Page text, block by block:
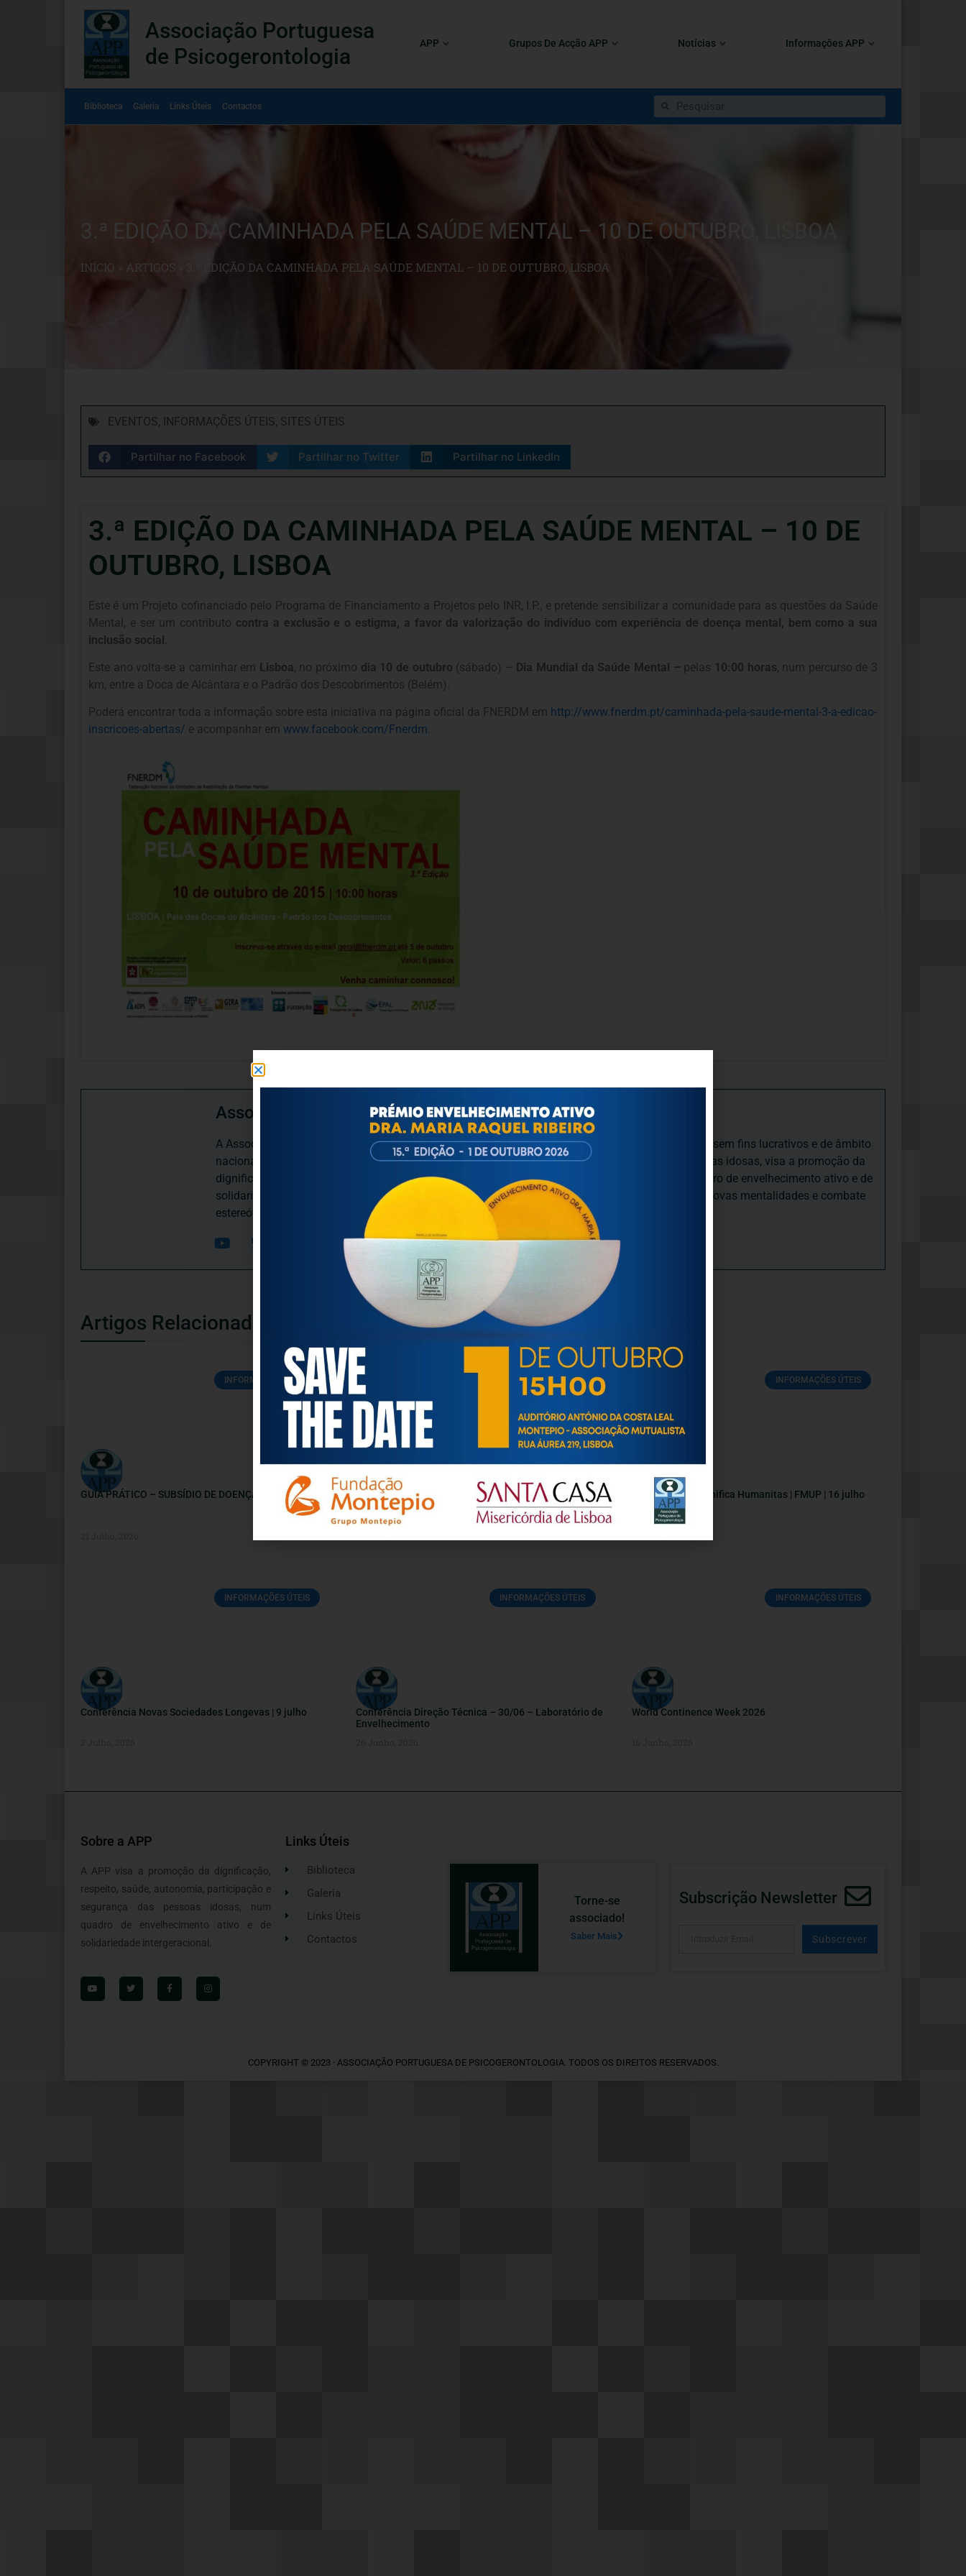
Associação Portuguesa
de Psicogerontologia
APP Grupos De Acção APP Notícias Informações APP
Biblioteca Galeria Links Úteis Contactos
3.ª EDIÇÃO DA CAMINHADA PELA SAÚDE MENTAL – 10 DE OUTUBRO, LISBOA
INÍCIO » ARTIGOS 3.ª EDIÇÃO DA CAMINHADA PELA SAÚDE MENTAL – 10 DE OUTUBRO, LISBOA
EVENTOS, INFORMAÇÕES ÚTEIS, SITES ÚTEIS
Partilhar no Facebook Partilhar no Twitter Partilhar no LinkedIn
3.ª EDIÇÃO DA CAMINHADA PELA SAÚDE MENTAL – 10 DE
OUTUBRO, LISBOA
Este é um Projeto cofinanciado pelo Programa de Financiamento a Projetos pelo INR, I.P., e pretende sensibilizar a comunidade para as questões da Saúde
Mental, e ser um contributo contra a exclusão e o estigma, a favor da valorização do indivíduo com experiência de doença mental, bem como a sua
inclusão social
Este ano volta-se a caminhar em Lisboa, no próximo dia 10 de outubro (sábado) – Dia Mundial da Saúde Mental – pelas 10:00 horas, num percurso de 3
km, entre a Doca de Alcântara e o Padrão dos Descobrimentos (Belém).
Poderá encontrar toda a informação sobre esta iniciativa na página oficial da FNERDM em http://www.fnerdm.pt/caminhada-pela-saude-mental-3-a-edicao-
inscricoes-abertas/ e acompanhar em www.facebook.com/Fnerdm
Associação Portuguesa de Psicogerontologia
A Associação Portuguesa de Psicogerontologia-APP, Instituição Particular de Solidariedade Social sem fins lucrativos e de âmbito
nacional, dedica-se às questões biopsicológicas e sociais inerentes ao envelhecimento e às pessoas idosas, visa a promoção da
dignificação, respeito, saúde, autonomia, participação e segurança das pessoas idosas, num quadro de envelhecimento ativo e de
solidariedade intergeracional, e de uma sociedade mais inclusiva para todas as idades, promove novas mentalidades e combate
estereótipos negativos relativamente à idade e ao envelhecimento.
Artigos Relacionados
INFORMAÇÕES ÚTEIS
GUIA PRÁTICO – SUBSÍDIO DE DOENÇA
INFORMAÇÕES ÚTEIS
Convite | Webinar online “Universidades Sénior: Medir
Impactos, Sonhar Futuros” 17 de julho (sexta-feira);
14:30
INFORMAÇÕES ÚTEIS
Conferência Magnifica Humanitas | FMUP | 16 julho
INFORMAÇÕES ÚTEIS
Conferência Novas Sociedades Longevas | 9 julho
INFORMAÇÕES ÚTEIS
Conferência Direção Técnica – 30/06 – Laboratório de
Envelhecimento
INFORMAÇÕES ÚTEIS
World Continence Week 2026
Sobre a APP
A APP visa a promoção da dignificação,
respeito, saúde, autonomia, participação e
segurança das pessoas idosas, num
quadro de envelhecimento ativo e de
solidariedade intergeracional.
Links Úteis
Biblioteca
Galeria
Links Úteis
Contactos
Torne-se
associado!
Saber Mais
Subscrição Newsletter
Subscrever
COPYRIGHT © 2023 · ASSOCIAÇÃO PORTUGUESA DE PSICOGERONTOLOGIA. TODOS OS DIREITOS RESERVADOS.